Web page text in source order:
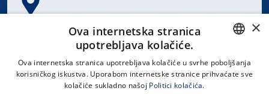
Spinčićeva 1, 21000 Split
CROATIAN
×
Ova internetska stranica
upotrebljava kolačiće.
Ova internetska stranica upotrebljava kolačiće u svrhe poboljšanja
korisničkog iskustva. Uporabom internetske stranice prihvaćate sve
kolačiće sukladno našoj Politici kolačića.